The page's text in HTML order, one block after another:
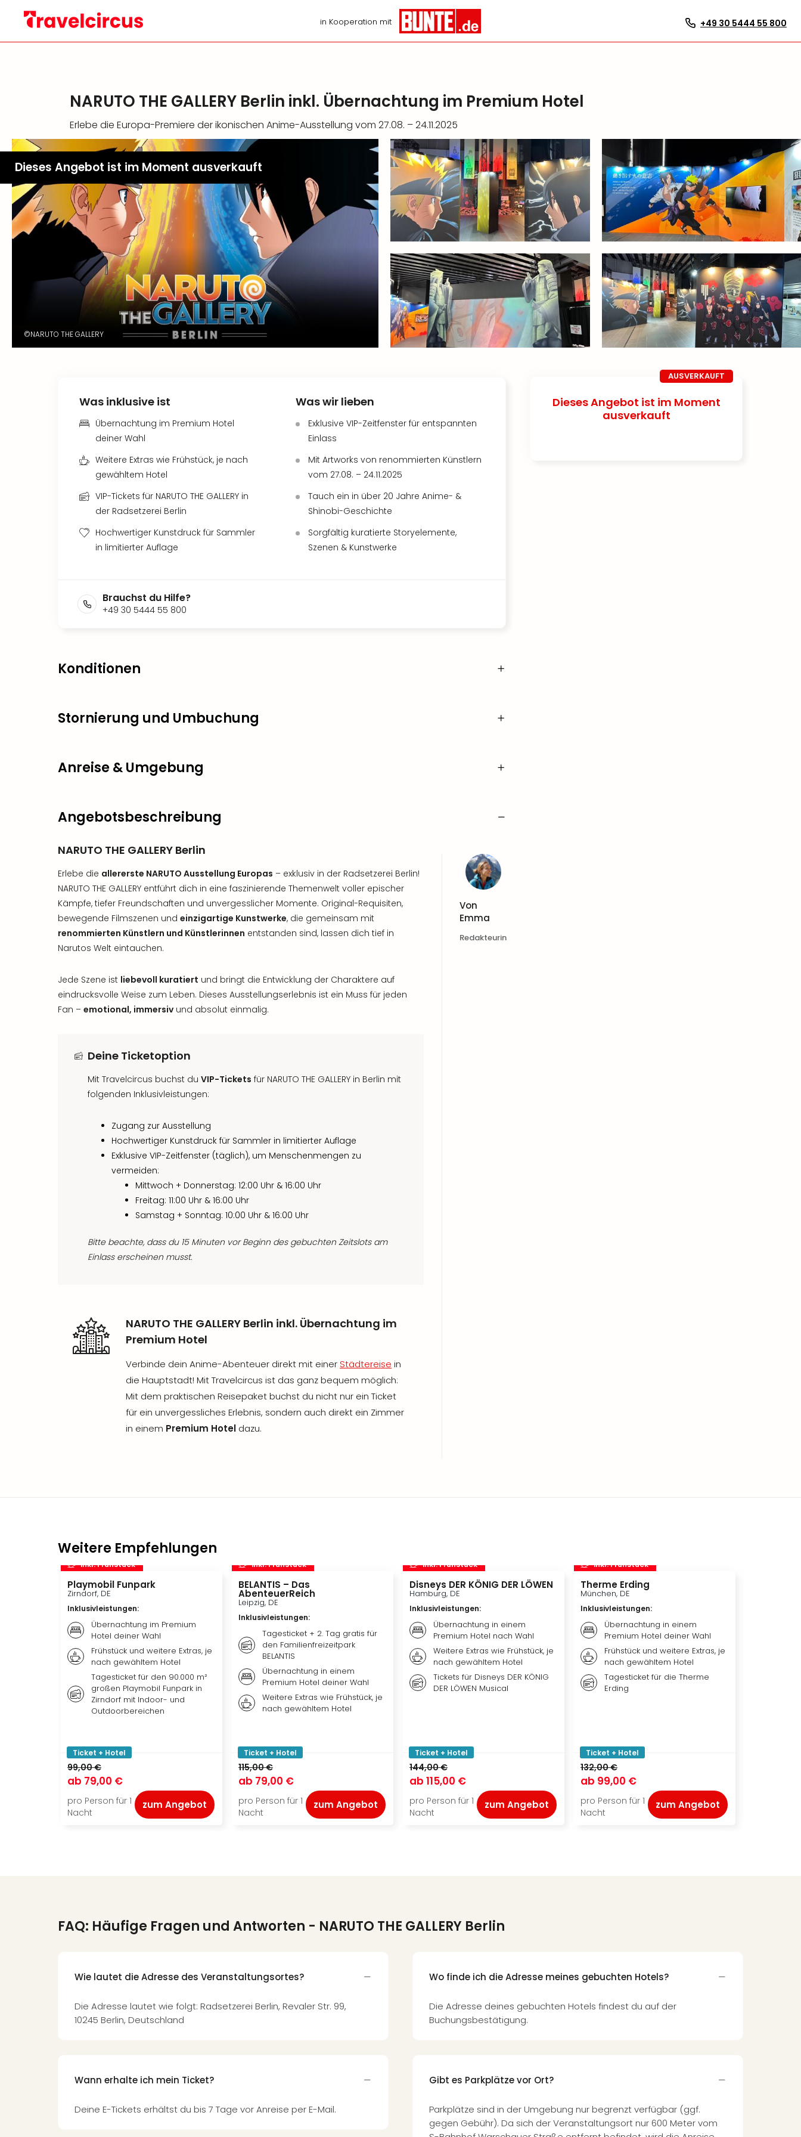
in Kooperation mit +49 30 5444 55 800
NARUTO THE GALLERY Berlin inkl. Übernachtung im Premium Hotel
Erlebe die Europa-Premiere der ikonischen Anime-Ausstellung vom 27.08. – 24.11.2025
Dieses Angebot ist im Moment ausverkauft
©NARUTO THE GALLERY
AUSVERKAUFT
Dieses Angebot ist im Moment
ausverkauft
Was inklusive ist
Übernachtung im Premium Hotel
deiner Wahl
Weitere Extras wie Frühstück, je nach
gewähltem Hotel
VIP-Tickets für NARUTO THE GALLERY in
der Radsetzerei Berlin
Hochwertiger Kunstdruck für Sammler
in limitierter Auflage
Was wir lieben
Exklusive VIP-Zeitfenster für entspannten
Einlass
Mit Artworks von renommierten Künstlern
vom 27.08. – 24.11.2025
Tauch ein in über 20 Jahre Anime- &
Shinobi-Geschichte
Sorgfältig kuratierte Storyelemente,
Szenen & Kunstwerke
Brauchst du Hilfe?
+49 30 5444 55 800
Konditionen
Stornierung und Umbuchung
Anreise & Umgebung
Angebotsbeschreibung
NARUTO THE GALLERY Berlin
Erlebe die allererste NARUTO Ausstellung Europas – exklusiv in der Radsetzerei Berlin!
NARUTO THE GALLERY entführt dich in eine faszinierende Themenwelt voller epischer
Kämpfe, tiefer Freundschaften und unvergesslicher Momente. Original-Requisiten,
bewegende Filmszenen und einzigartige Kunstwerke, die gemeinsam mit
renommierten Künstlern und Künstlerinnen entstanden sind, lassen dich tief in
Narutos Welt eintauchen.
Jede Szene ist liebevoll kuratiert und bringt die Entwicklung der Charaktere auf
eindrucksvolle Weise zum Leben. Dieses Ausstellungserlebnis ist ein Muss für jeden
Fan – emotional, immersiv und absolut einmalig.
Deine Ticketoption
Mit Travelcircus buchst du VIP-Tickets für NARUTO THE GALLERY in Berlin mit
folgenden Inklusivleistungen:
Zugang zur Ausstellung
Hochwertiger Kunstdruck für Sammler in limitierter Auflage
Exklusive VIP-Zeitfenster (täglich), um Menschenmengen zu
vermeiden:
Mittwoch + Donnerstag: 12:00 Uhr & 16:00 Uhr
Freitag: 11:00 Uhr & 16:00 Uhr
Samstag + Sonntag: 10:00 Uhr & 16:00 Uhr
Bitte beachte, dass du 15 Minuten vor Beginn des gebuchten Zeitslots am
Einlass erscheinen musst.
NARUTO THE GALLERY Berlin inkl. Übernachtung im
Premium Hotel
Verbinde dein Anime-Abenteuer direkt mit einerStädtereise in
die Hauptstadt! Mit Travelcircus ist das ganz bequem möglich:
Mit dem praktischen Reisepaket buchst du nicht nur ein Ticket
für ein unvergessliches Erlebnis, sondern auch direkt ein Zimmer
in einem Premium Hotel dazu.
Von
Emma
Redakteurin
Weitere Empfehlungen
inkl. Frühstück
Playmobil Funpark
Zirndorf, DE
Inklusivleistungen:
Übernachtung im Premium
Hotel deiner Wahl
Frühstück und weitere Extras, je
nach gewähltem Hotel
Tagesticket für den 90.000 m²
großen Playmobil Funpark in
Zirndorf mit Indoor- und
Outdoorbereichen
Ticket + Hotel
99,00 €
ab 79,00 €
pro Person für 1
Nacht
zum Angebot
inkl. Frühstück
BELANTIS – Das
AbenteuerReich
Leipzig, DE
Inklusivleistungen:
Tagesticket + 2. Tag gratis für
den Familienfreizeitpark
BELANTIS
Übernachtung in einem
Premium Hotel deiner Wahl
Weitere Extras wie Frühstück, je
nach gewähltem Hotel
Ticket + Hotel
115,00 €
ab 79,00 €
pro Person für 1
Nacht
zum Angebot
inkl. Frühstück
Disneys DER KÖNIG DER LÖWEN
Hamburg, DE
Inklusivleistungen:
Übernachtung in einem
Premium Hotel nach Wahl
Weitere Extras wie Frühstück, je
nach gewähltem Hotel
Tickets für Disneys DER KÖNIG
DER LÖWEN Musical
Ticket + Hotel
144,00 €
ab 115,00 €
pro Person für 1
Nacht
zum Angebot
inkl. Frühstück
Therme Erding
München, DE
Inklusivleistungen:
Übernachtung in einem
Premium Hotel deiner Wahl
Frühstück und weitere Extras, je
nach gewähltem Hotel
Tagesticket für die Therme
Erding
Ticket + Hotel
132,00 €
ab 99,00 €
pro Person für 1
Nacht
zum Angebot
FAQ: Häufige Fragen und Antworten - NARUTO THE GALLERY Berlin
Wie lautet die Adresse des Veranstaltungsortes?
Die Adresse lautet wie folgt: Radsetzerei Berlin, Revaler Str. 99,
10245 Berlin, Deutschland
Wann erhalte ich mein Ticket?
Deine E-Tickets erhältst du bis 7 Tage vor Anreise per E-Mail.
Wo finde ich die Adresse meines gebuchten Hotels?
Die Adresse deines gebuchten Hotels findest du auf der
Buchungsbestätigung.
Gibt es Parkplätze vor Ort?
Parkplätze sind in der Umgebung nur begrenzt verfügbar (ggf.
gegen Gebühr). Da sich der Veranstaltungsort nur 600 Meter vom